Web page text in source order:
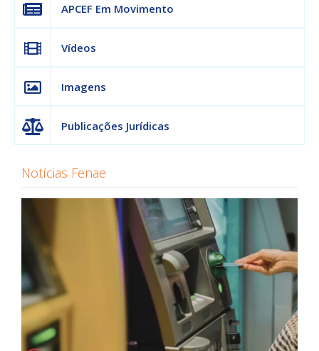
APCEF Em Movimento
Vídeos
Imagens
Publicações Jurídicas
Notícias Fenae